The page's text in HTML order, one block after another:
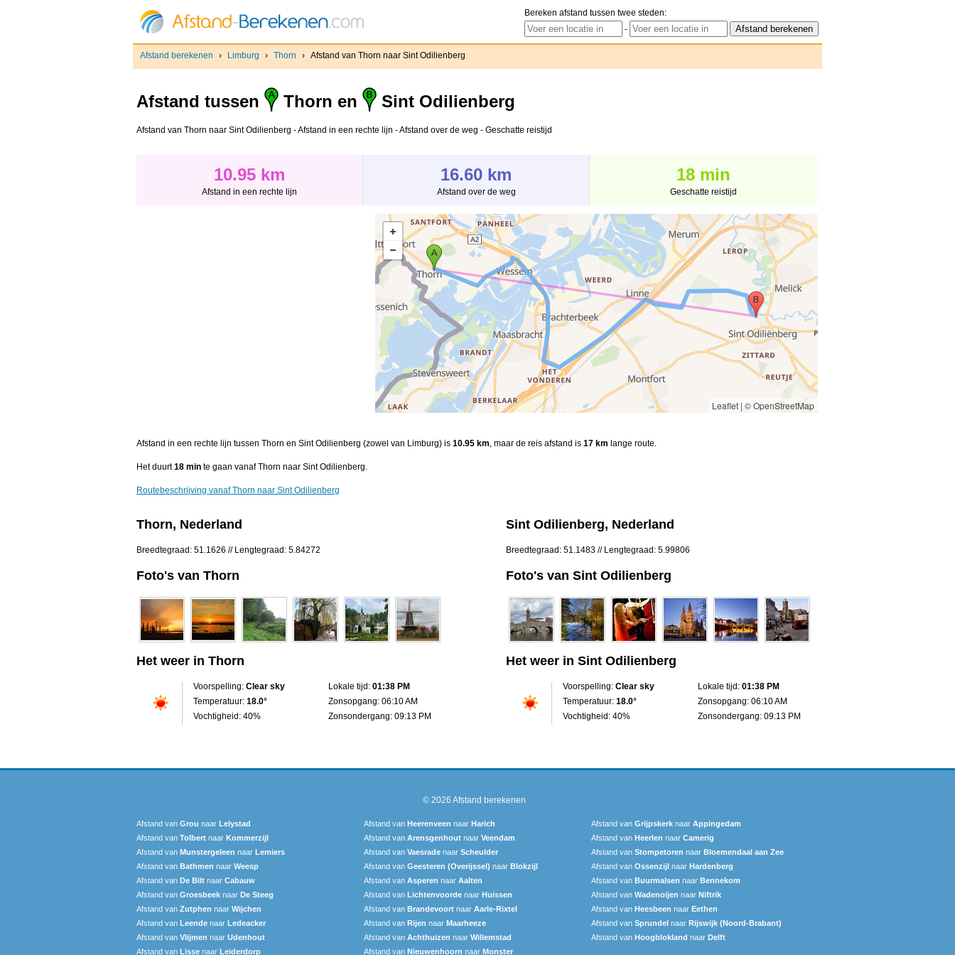
Bereken afstand tussen twee steden:
-
Afstand berekenen › Limburg › Thorn › Afstand van Thorn naar Sint Odilienberg
Afstand tussen Thorn en Sint Odilienberg
Afstand van Thorn naar Sint Odilienberg - Afstand in een rechte lijn - Afstand over de weg - Geschatte reistijd
10.95 km
Afstand in een rechte lijn
16.60 km
Afstand over de weg
18 min
Geschatte reistijd
Leaflet | © OpenStreetMap
Afstand in een rechte lijn tussen Thorn en Sint Odilienberg (zowel van Limburg) is 10.95 km, maar de reis afstand is 17 km lange route.
Het duurt18 min te gaan vanaf Thorn naar Sint Odilienberg.
Routebeschrijving vanaf Thorn naar Sint Odilienberg
Thorn, Nederland
Breedtegraad: 51.1626 // Lengtegraad: 5.84272
Foto's van Thorn
Het weer in Thorn
Voorspelling: Clear sky
Temperatuur: 18.0°
Vochtigheid: 40%
Lokale tijd: 01:38 PM
Zonsopgang: 06:10 AM
Zonsondergang: 09:13 PM
Sint Odilienberg, Nederland
Breedtegraad: 51.1483 // Lengtegraad: 5.99806
Foto's van Sint Odilienberg
Het weer in Sint Odilienberg
Voorspelling: Clear sky
Temperatuur: 18.0°
Vochtigheid: 40%
Lokale tijd: 01:38 PM
Zonsopgang: 06:10 AM
Zonsondergang: 09:13 PM
© 2026 Afstand berekenen
Afstand van Grou naar Lelystad Afstand van Heerenveen naar Harich Afstand van Grijpskerk naar Appingedam
Afstand van Tolbert naar Kommerzijl Afstand van Arensgenhout naar Veendam Afstand van Heerlen naar Camerig
Afstand van Munstergeleen naar Lemiers Afstand van Vaesrade naar Scheulder Afstand van Stompetoren naar Bloemendaal aan Zee
Afstand van Bathmen naar Weesp Afstand van Geesteren (Overijssel) naar Blokzijl Afstand van Ossenzijl naar Hardenberg
Afstand van De Bilt naar Cabauw Afstand van Asperen naar Aalten Afstand van Buurmalsen naar Bennekom
Afstand van Groesbeek naar De Steeg Afstand van Lichtenvoorde naar Huissen Afstand van Wadenoijen naar Niftrik
Afstand van Zutphen naar Wijchen Afstand van Brandevoort naar Aarle-Rixtel Afstand van Heesbeen naar Eethen
Afstand van Leende naar Ledeacker Afstand van Rijen naar Maarheeze Afstand van Sprundel naar Rijswijk (Noord-Brabant)
Afstand van Vlijmen naar Udenhout Afstand van Achthuizen naar Willemstad Afstand van Hoogblokland naar Delft
Afstand van Lisse naar Leiderdorp Afstand van Nieuwenhoorn naar Monster